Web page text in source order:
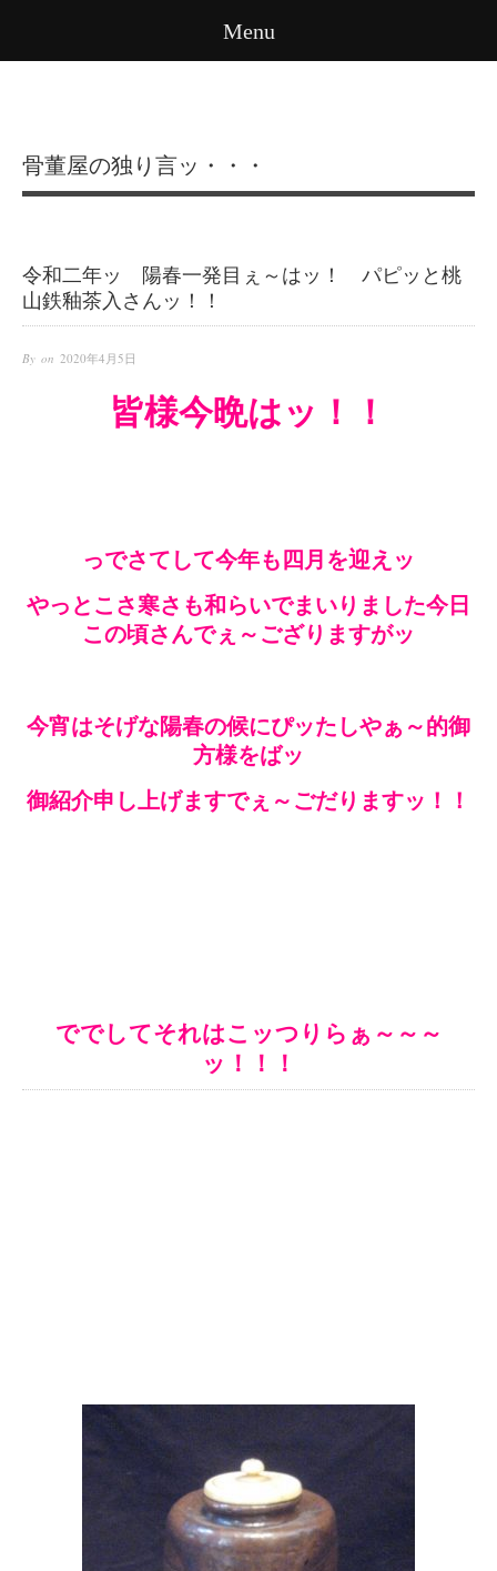
Menu
骨董屋の独り言ッ・・・
令和二年ッ 陽春一発目ぇ～はッ！ パピッと桃
山鉄釉茶入さんッ！！
By on 2020年4月5日
皆様今晩はッ！！
っでさてして今年も四月を迎えッ
やっとこさ寒さも和らいでまいりました今日
この頃さんでぇ～ござりますがッ
今宵はそげな陽春の候にぴッたしやぁ～的御
方様をばッ
御紹介申し上げますでぇ～ごだりますッ！！
ででしてそれはこッつりらぁ～～～
ッ！！！